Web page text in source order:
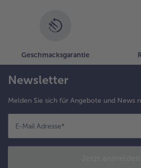
Geschmacksgarantie
Newsletter
Melden Sie sich für Angebote und News
E-Mail Adresse*